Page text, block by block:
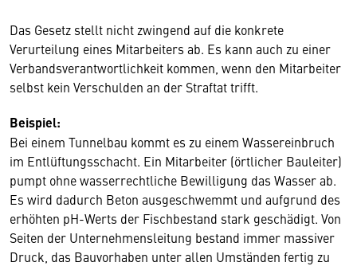
Das Gesetz stellt nicht zwingend auf die konkrete
Verurteilung eines Mitarbeiters ab. Es kann auch zu einer
Verbandsverantwortlichkeit kommen, wenn den Mitarbeiter
selbst kein Verschulden an der Straftat trifft.
Beispiel:
Bei einem Tunnelbau kommt es zu einem Wassereinbruch
im Entlüftungsschacht. Ein Mitarbeiter (örtlicher Bauleiter)
pumpt ohne wasserrechtliche Bewilligung das Wasser ab.
Es wird dadurch Beton ausgeschwemmt und aufgrund des
erhöhten pH-Werts der Fischbestand stark geschädigt. Von
Seiten der Unternehmensleitung bestand immer massiver
Druck, das Bauvorhaben unter allen Umständen fertig zu